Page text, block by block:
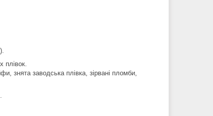
плівок.
знята заводська плівка, зірвані пломби,